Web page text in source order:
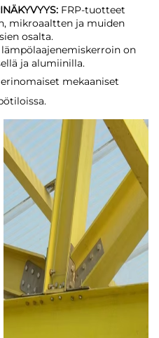
FRP-tuotteet
mikroaaltten ja muiden
osalta.
on
ja alumiinilla.
erinomaiset mekaaniset